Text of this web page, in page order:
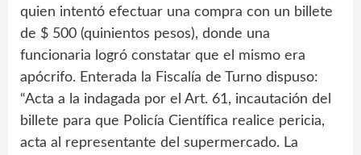
quien intentó efectuar una compra con un billete
de $ 500 (quinientos pesos), donde una
funcionaria logró constatar que el mismo era
apócrifo. Enterada la Fiscalía de Turno dispuso:
“Acta a la indagada por el Art. 61, incautación del
billete para que Policía Científica realice pericia,
acta al representante del supermercado. La